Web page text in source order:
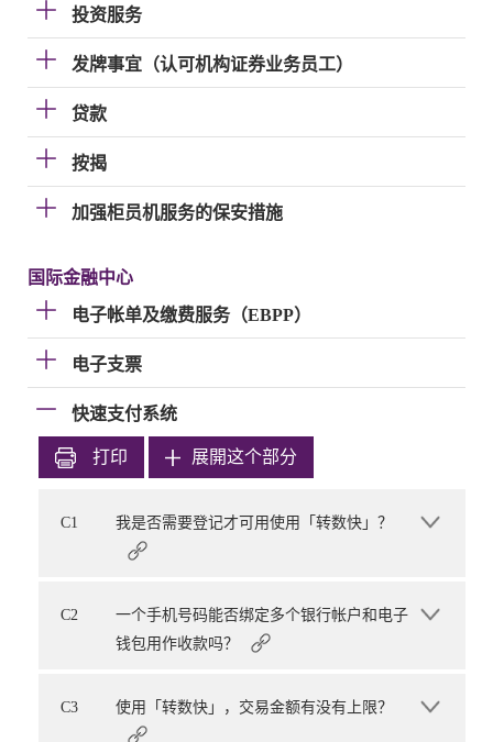
投资服务
发牌事宜（认可机构证券业务员工）
贷款
按揭
加强柜员机服务的保安措施
国际金融中心
电子帐单及缴费服务（EBPP）
电子支票
快速支付系统
打印 展開这个部分
C1 我是否需要登记才可用使用「转数快」？
C2
一个手机号码能否绑定多个银行帐户和电子
钱包用作收款吗？
C3 使用「转数快」，交易金额有没有上限？